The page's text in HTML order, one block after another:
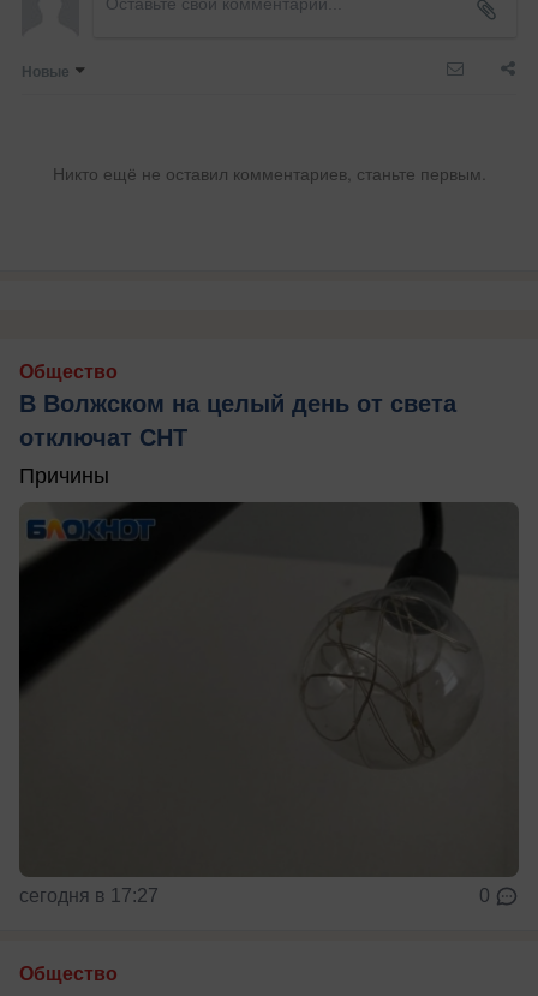
Новые
Никто ещё не оставил комментариев, станьте первым.
Общество
В Волжском на целый день от света
отключат СНТ
Причины
сегодня в 17:27 0
Общество